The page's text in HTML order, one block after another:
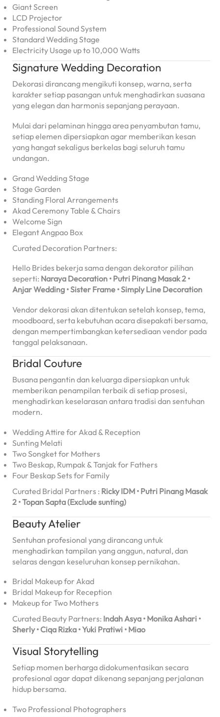
Giant Screen
LCD Projector
Professional Sound System
Standard Wedding Stage
Electricity Usage up to 10,000 Watts
Signature Wedding Decoration
Dekorasi dirancang mengikuti konsep, warna, serta
karakter setiap pasangan untuk menghadirkan suasana
yang elegan dan harmonis sepanjang perayaan.
Mulai dari pelaminan hingga area penyambutan tamu,
setiap elemen dipersiapkan agar memberikan kesan
yang hangat sekaligus berkelas bagi seluruh tamu
undangan.
Grand Wedding Stage
Stage Garden
Standing Floral Arrangements
Akad Ceremony Table & Chairs
Welcome Sign
Elegant Angpao Box
Curated Decoration Partners:
Hello Brides bekerja sama dengan dekorator pilihan
seperti: Naraya Decoration • Putri Pinang Masak 2 •
Anjar Wedding • Sister Frame • Simply Line Decoration
Vendor dekorasi akan ditentukan setelah konsep, tema,
moodboard, serta kebutuhan acara disepakati bersama,
dengan mempertimbangkan ketersediaan vendor pada
tanggal pelaksanaan.
Bridal Couture
Busana pengantin dan keluarga dipersiapkan untuk
memberikan penampilan terbaik di setiap prosesi,
menghadirkan keselarasan antara tradisi dan sentuhan
modern.
Wedding Attire for Akad & Reception
Sunting Melati
Two Songket for Mothers
Two Beskap, Rumpak & Tanjak for Fathers
Four Beskap Sets for Family
Curated Bridal Partners : Ricky IDM • Putri Pinang Masak
2 • Topan Sapta (Exclude sunting)
Beauty Atelier
Sentuhan profesional yang dirancang untuk
menghadirkan tampilan yang anggun, natural, dan
selaras dengan keseluruhan konsep pernikahan.
Bridal Makeup for Akad
Bridal Makeup for Reception
Makeup for Two Mothers
Curated Beauty Partners: Indah Asya • Monika Ashari •
Sherly • Ciqa Rizka • Yuki Pratiwi • Miao
Visual Storytelling
Setiap momen berharga didokumentasikan secara
profesional agar dapat dikenang sepanjang perjalanan
hidup bersama.
Two Professional Photographers